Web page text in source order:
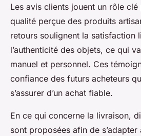
Les avis clients jouent un rôle
qualité perçue des produits
retours soulignent la satisfaction
l’authenticité des objets, ce qui
manuel et personnel. Ces
confiance des futurs acheteurs
s’assurer d’un achat fiable.
En ce qui concerne la livraison,
sont proposées afin de s’adapter